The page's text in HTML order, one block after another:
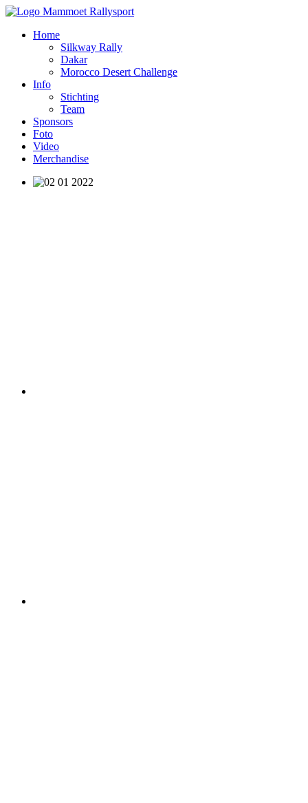
Home
Silkway Rally
Dakar
Morocco Desert Challenge
Info
Stichting
Team
Sponsors
Foto
Video
Merchandise